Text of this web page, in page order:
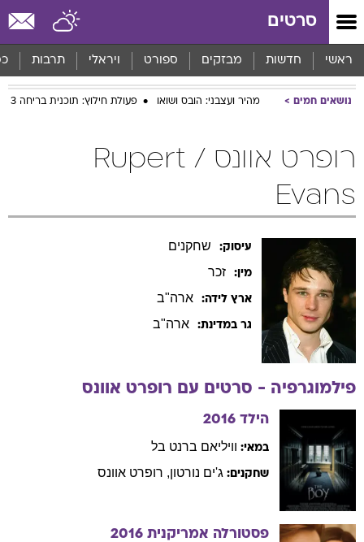
סרטים
ראשי חדשות מבזקים ספורט ויראלי תרבות
נושאים חמים מהיר ועצבני: הובס ושואו פעולת חילוץ: תוכנית בריחה 3
רופרט אוונס / Rupert
Evans
עיסוק: שחקנים
מין: זכר
ארץ לידה: ארה"ב
גר במדינת: ארה"ב
פילמוגרפיה - סרטים עם רופרט אוונס
הילד 2016
במאי: וויליאם ברנט בל
שחקנים: ג'ים נורטון, רופרט אוונס
פסטורלה אמריקנית 2016